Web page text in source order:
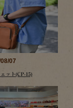
07
ット(CP-15)